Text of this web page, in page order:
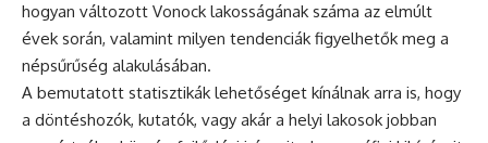
hogyan változott Vonock lakosságának száma az elmúlt
évek során, valamint milyen tendenciák figyelhetők meg a
népsűrűség alakulásában.
A bemutatott statisztikák lehetőséget kínálnak arra is, hogy
a döntéshozók, kutatók, vagy akár a helyi lakosok jobban